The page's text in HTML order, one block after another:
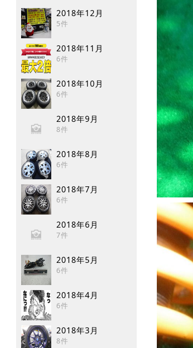
2018年12月
5件
2018年11月
6件
2018年10月
6件
2018年9月
8件
2018年8月
6件
2018年7月
6件
2018年6月
7件
2018年5月
6件
2018年4月
6件
2018年3月
8件